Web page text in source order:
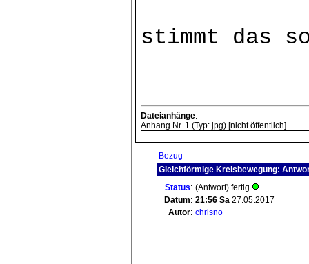
stimmt das
Dateianhänge:
Anhang Nr. 1 (Typ: jpg) [nicht öffentlich]
Bezug
Gleichförmige Kreisbewegung:
Status: (Antwort) fertig
Datum: 21:56 Sa 27.05.2017
Autor: chrisno